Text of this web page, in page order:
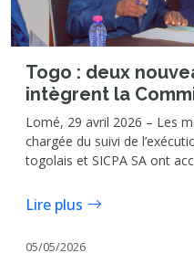
Togo : deux
intègrent la
suivi du contrat
SICPA SA
Lomé, 29 avril 2026 – Les
chargée du suivi de
togolais et SICPA SA ont
siège de ladite Commission
des Douanes et Droits
Lire plus
05/05/2026